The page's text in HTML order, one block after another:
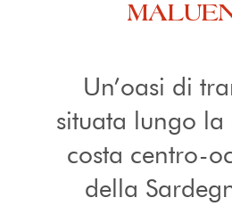
Un’oasi di
situata lungo la
costa centro-
della